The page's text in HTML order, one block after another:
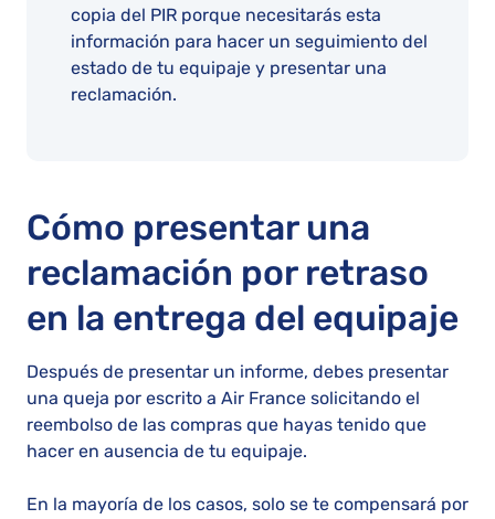
copia del PIR porque necesitarás esta
información para hacer un seguimiento del
estado de tu equipaje y presentar una
reclamación.
Cómo presentar una
reclamación por retraso
en la entrega del equipaje
Después de presentar un informe, debes presentar
una queja por escrito a Air France solicitando el
reembolso de las compras que hayas tenido que
hacer en ausencia de tu equipaje.
En la mayoría de los casos, solo se te compensará por